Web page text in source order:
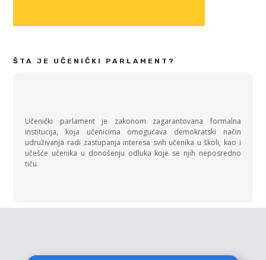
ŠTA JE UČENIČKI PARLAMENT?
Učenički parlament je zakonom zagarantovana formalna
institucija, koja učenicima omogućava demokratski način
udruživanja radi zastupanja interesa svih učenika u školi, kao i
učešće učenika u donošenju odluka koje se njih neposredno
tiču.